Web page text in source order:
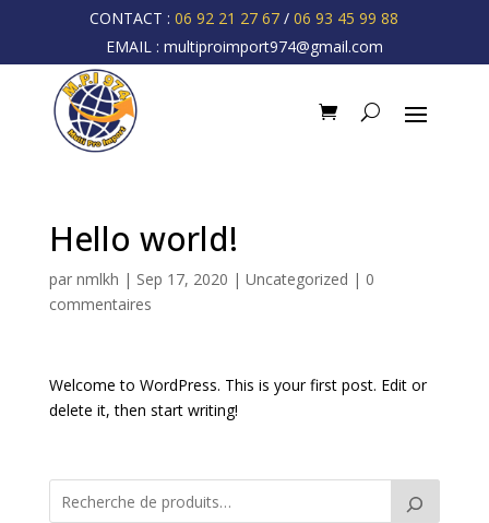
CONTACT :06 92 21 27 67 /06 93 45 99 88
EMAIL : multiproimport974@gmail.com
Hello world!
par nmlkh | Sep 17, 2020 | Uncategorized | 0
commentaires
Welcome to WordPress. This is your first post. Edit or
delete it, then start writing!